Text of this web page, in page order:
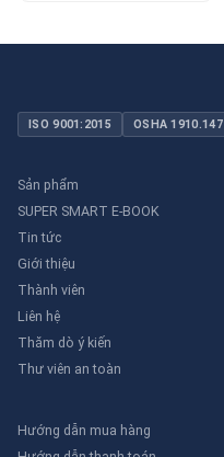
ISO 9001:2015 OSHA 1910.147
Sản phẩm
SUPER SMART E-BOOK
Tin tức
Giới thiệu
Thành viên
Liên hệ
Thăm dò ý kiến
Thư viên an toàn
Hướng dẫn mua hàng